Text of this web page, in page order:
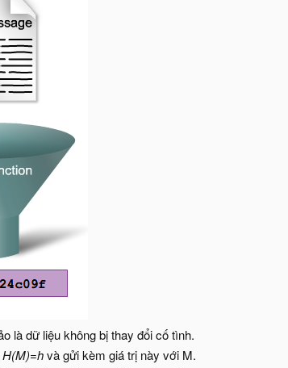
là dữ liệu không bị thay đổi cố tình.
H(M)=hvà gửi kèm giá trị này với M.